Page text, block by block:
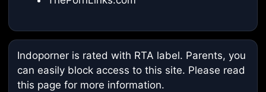
Indoporner is rated with RTA label. Parents, you
can easily block access to this site. Please read
this page for more information.